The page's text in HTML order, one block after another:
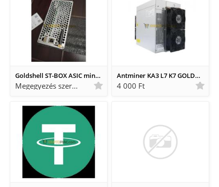
Goldshell ST-BOX ASIC miner bányászgép
Megegyezés szerint Megegyezés szerint
Antminer KA3 L7 K7 GOLDSHELL
4 000 Ft